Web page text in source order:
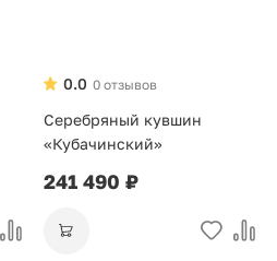
0 отзывов
0.0
Серебряный кувшин
«Кубачинский»
241 490 ₽